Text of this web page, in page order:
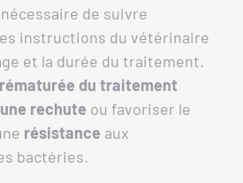
de suivre
instructions du vétérinaire
et la durée du traitement.
du traitement
rechute ou favoriser le
résistance aux
bactéries.